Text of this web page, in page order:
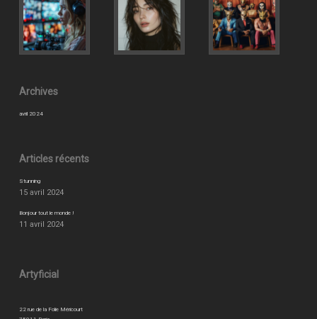
Archives
avril 2024
Articles récents
Stunning
15 avril 2024
Bonjour tout le monde !
11 avril 2024
Artyficial
22 rue de la Folie Méricourt